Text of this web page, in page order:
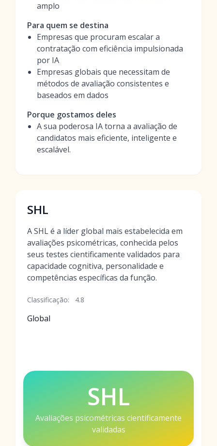
amplo
Para quem se destina
Empresas que procuram escalar a
contratação com eficiência impulsionada
por IA
Empresas globais que necessitam de
métodos de avaliação consistentes e
baseados em dados
Porque gostamos deles
A sua poderosa IA torna a avaliação de
candidatos mais eficiente, inteligente e
escalável.
SHL
A SHL é a líder global mais estabelecida em
avaliações psicométricas, conhecida pelos
seus testes cientificamente validados para
capacidade cognitiva, personalidade e
competências específicas da função.
Classificação: 4.8
Global
SHL
Avaliações psicométricas cientificamente
validadas